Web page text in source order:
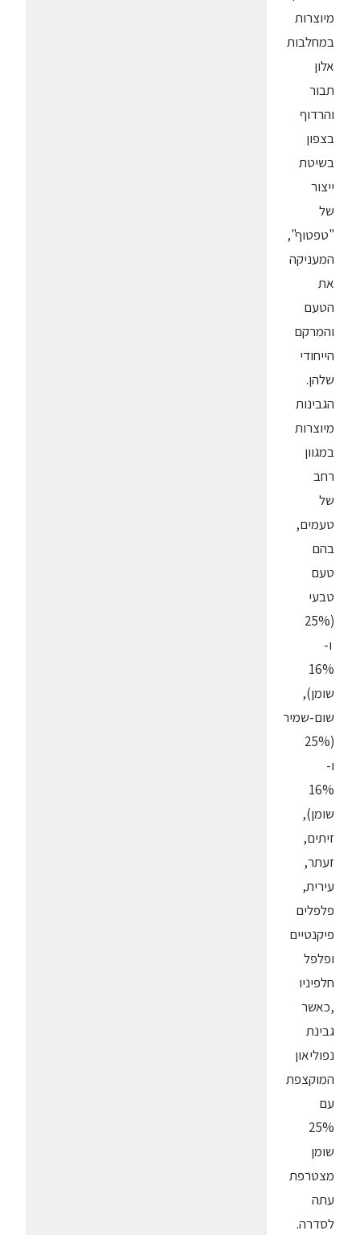
מיוצרות
במחלבות
אלון
תבור
והרדוף
בצפון
בשיטת
ייצור
של
"טפטוף",
המעניקה
את
הטעם
והמרקם
הייחודי
שלהן.
הגבינות
מיוצרות
במגוון
רחב
של
טעמים,
בהם
טעם
טבעי
(25%
ו-
16%
שומן),
שום-שמיר
(25%
ו-
16%
שומן),
זיתים,
זעתר,
עירית,
פלפלים
פיקנטיים
ופלפל
חלפיניו
,כאשר
גבינת
נפוליאון
המוקצפת
עם
25%
שומן
מצטרפת
עתה
לסדרה.